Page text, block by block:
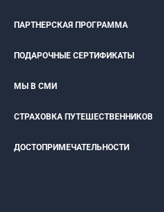
ПАРТНЕРСКАЯ ПРОГРАММА
ПОДАРОЧНЫЕ СЕРТИФИКАТЫ
МЫ В СМИ
СТРАХОВКА ПУТЕШЕСТВЕННИКОВ
ДОСТОПРИМЕЧАТЕЛЬНОСТИ